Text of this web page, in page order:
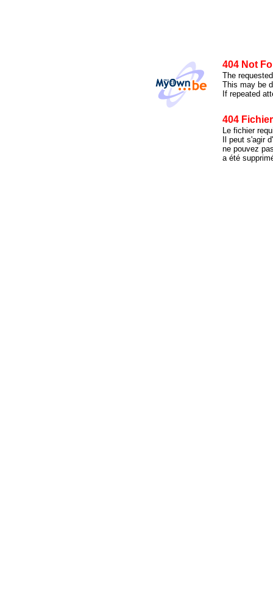
404 Not
The
This may be
If repeated
404
Le fichier
Il peut s'agir
ne pouvez
a été